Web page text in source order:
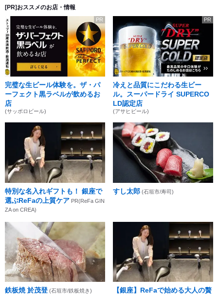
[PR]おススメのお店・情報
PR
完璧な生ビール体験を。ザ・パ
ーフェクト黒ラベルが飲めるお
店
(サッポロビール)
PR
冷えと品質にこだわる生ビー
ル。スーパードライ SUPERCO
LD認定店
(アサヒビール)
特別な名入れギフトも！ 銀座で
選ぶReFaの上質ケア PR(ReFa GIN
ZA on CREA)
すし太郎 (石垣市/寿司)
鉄板焼 於茂登 (石垣市/鉄板焼き)
【銀座】ReFaで始める大人の贅